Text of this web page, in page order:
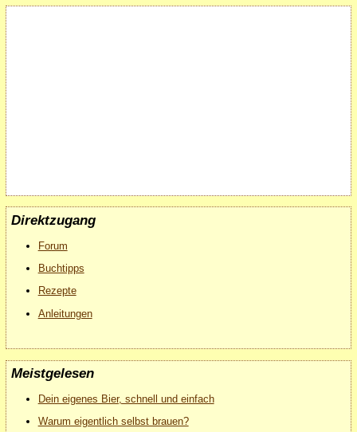
Direktzugang
Forum
Buchtipps
Rezepte
Anleitungen
Meistgelesen
Dein eigenes Bier, schnell und einfach
Warum eigentlich selbst brauen?